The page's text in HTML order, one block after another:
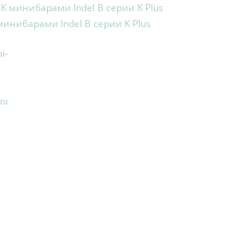
Indel B серии K Plus